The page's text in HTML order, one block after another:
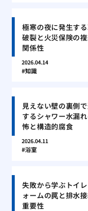
極寒の夜に発生す
破裂と火災保険の
関係性
2026.04.14
知識
見えない壁の裏側
するシャワー水漏
怖と構造的腐食
2026.04.11
浴室
失敗から学ぶトイ
ォームの罠と排水
重要性